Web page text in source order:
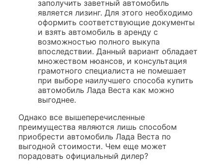
заполучить заветный автомобиль
является лизинг. Для этого необходимо
оформить соответствующие документы
и взять автомобиль в аренду с
возможностью полного выкупа
впоследствии. Данный вариант обладает
множеством нюансов, и консультация
грамотного специалиста не помешает
при выборе наилучшего способа купить
автомобиль Лада Веста как можно
выгоднее.
Однако все вышеперечисленные
преимущества являются лишь способом
приобрести автомобиль Лада Веста по
выгодной стоимости. Чем еще может
порадовать официальный дилер?